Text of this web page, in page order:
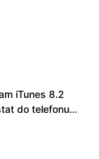
iTunes 8.2
do telefonu…